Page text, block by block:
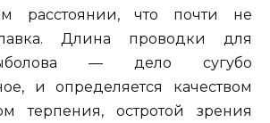
расстоянии, что почти не
Длина проводки для
— дело сугубо
и определяется качеством
терпения, остротой зрения